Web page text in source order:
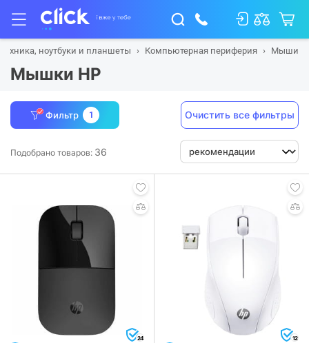
ноутбуки и планшеты Компьютерная периферия Мыши
Мышки HP
Фильтр 1 Очистить все фильтры
Подобрано товаров: 36
24 12